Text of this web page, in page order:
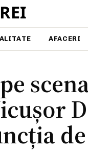
AFACERI